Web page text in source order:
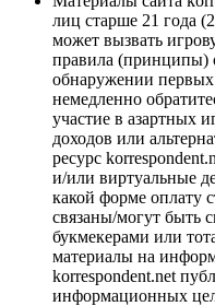
лиц старше 21 года
может вызвать
правила (принципы)
обнаружении первых
немедленно
участие в азартных
доходов или
ресурс
и/или виртуальные
какой форме оплату
связаны/могут быть
букмекерами или
материалы на
korrespondent.net
информационных